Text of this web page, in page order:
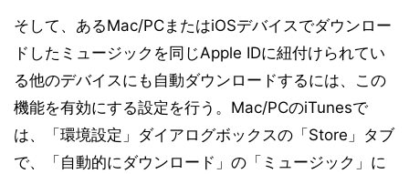
そして、あるMac/PCまたはiOSデバイスでダウンロー
ドしたミュージックを同じApple IDに紐付けられてい
る他のデバイスにも自動ダウンロードするには、この
機能を有効にする設定を行う。Mac/PCのiTunesで
は、「環境設定」ダイアログボックスの「Store」タブ
で、「自動的にダウンロード」の「ミュージック」に